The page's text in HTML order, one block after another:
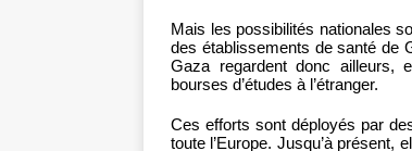
Mais les possibilités nationales
des établissements de santé de
Gaza regardent donc ailleurs,
bourses d’études à l’étranger.
Ces efforts sont déployés par
toute l’Europe. Jusqu’à présent,